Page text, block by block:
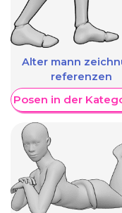
Alter mann
referenzen
Posen in der